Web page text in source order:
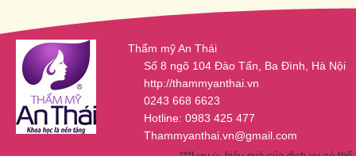
Thẩm mỹ An Thái
Số 8 ngõ 104 Đào Tấn, Ba Đình, Hà Nội
http://thammyanthai.vn
0243 668 6623
Hotline: 0983 425 477
Thammyanthai.vn@gmail.com